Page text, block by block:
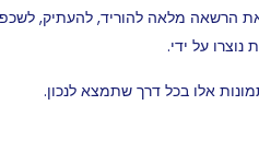
הרשאה מלאה להוריד, להעתיק,
על ידי.
אלו בכל דרך שתמצא לנכון.